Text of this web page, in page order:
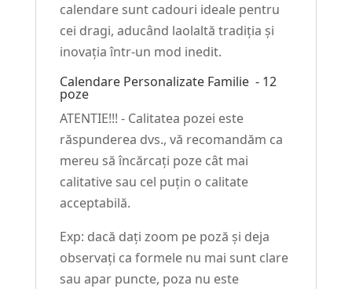
calendare sunt cadouri ideale pentru
cei dragi, aducând laolaltă tradiția și
inovația într-un mod inedit.
Calendare Personalizate Familie - 12
poze
ATENTIE!!! - Calitatea pozei este
răspunderea dvs., vă recomandăm ca
mereu să încărcați poze cât mai
calitative sau cel puțin o calitate
acceptabilă.
Exp: dacă dați zoom pe poză și deja
observați ca formele nu mai sunt clare
sau apar puncte, poza nu este